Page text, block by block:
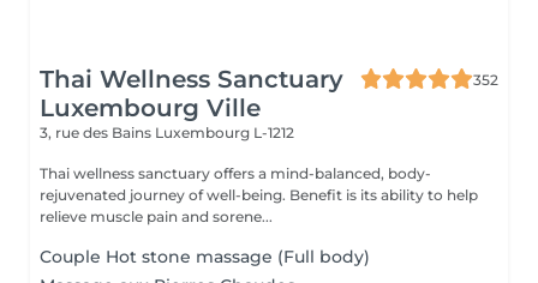
Thai Wellness Sanctuary
Luxembourg Ville
352
3, rue des Bains Luxembourg L-1212
Thai wellness sanctuary offers a mind-balanced, body-
rejuvenated journey of well-being. Benefit is its ability to help
relieve muscle pain and sorene...
Couple Hot stone massage (Full body)